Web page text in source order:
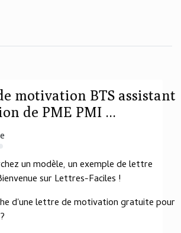
motivation BTS assistant
de PME PMI ...
un modèle, un exemple de lettre
sur Lettres-Faciles !
d'une lettre de motivation gratuite pour